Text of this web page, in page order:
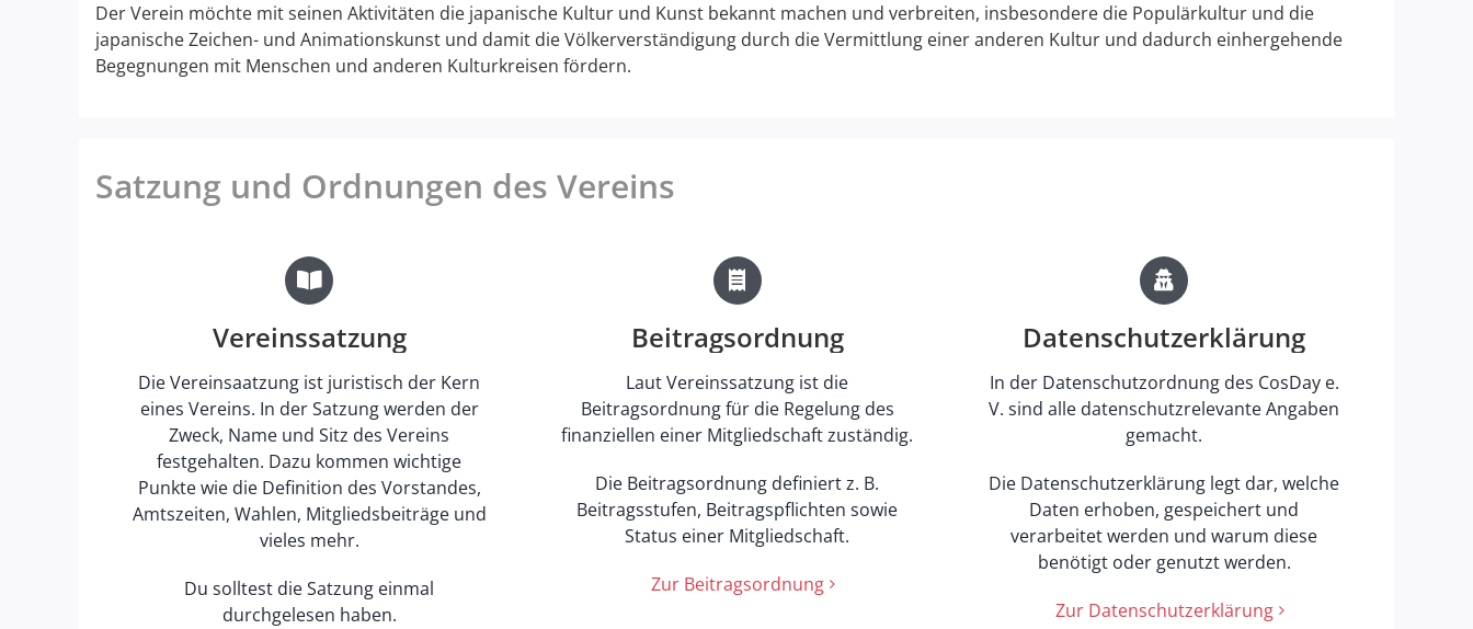
Der Verein möchte mit seinen Aktivitäten die japanische Kultur und Kunst bekannt machen und verbreiten, insbesondere die Populärkultur und die
japanische Zeichen- und Animationskunst und damit die Völkerverständigung durch die Vermittlung einer anderen Kultur und dadurch einhergehende
Begegnungen mit Menschen und anderen Kulturkreisen fördern.
Satzung und Ordnungen des Vereins
Vereinssatzung
Die Vereinsaatzung ist juristisch der Kern
eines Vereins. In der Satzung werden der
Zweck, Name und Sitz des Vereins
festgehalten. Dazu kommen wichtige
Punkte wie die Definition des Vorstandes,
Amtszeiten, Wahlen, Mitgliedsbeiträge und
vieles mehr.
Du solltest die Satzung einmal
durchgelesen haben.
Beitragsordnung
Laut Vereinssatzung ist die
Beitragsordnung für die Regelung des
finanziellen einer Mitgliedschaft zuständig.
Die Beitragsordnung definiert z. B.
Beitragsstufen, Beitragspflichten sowie
Status einer Mitgliedschaft.
Zur Beitragsordnung
Datenschutzerklärung
In der Datenschutzordnung des CosDay e.
V. sind alle datenschutzrelevante Angaben
gemacht.
Die Datenschutzerklärung legt dar, welche
Daten erhoben, gespeichert und
verarbeitet werden und warum diese
benötigt oder genutzt werden.
Zur Datenschutzerklärung